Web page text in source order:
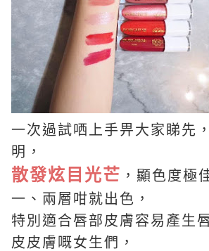
一次過試哂上手畀大家睇先，
明，
散發炫目光芒 ，顯色度極
一、兩層咁就出色，
特別適合唇部皮膚容易產生
皮皮膚嘅女生們，